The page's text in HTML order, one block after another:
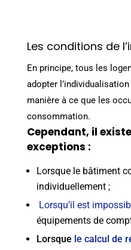
Les conditions de
En principe, tous les
adopter
manière à ce que les
consommation.
Cependant, il
exceptions :
Lorsque le bâtiment
individuellement ;
Lorsqu’il est
équipements de
Lorsque le calcul de